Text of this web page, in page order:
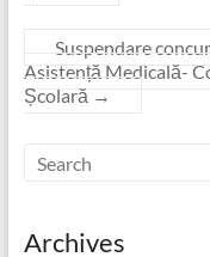
Suspendare
Asistență Medicală-
Școlară →
Archives